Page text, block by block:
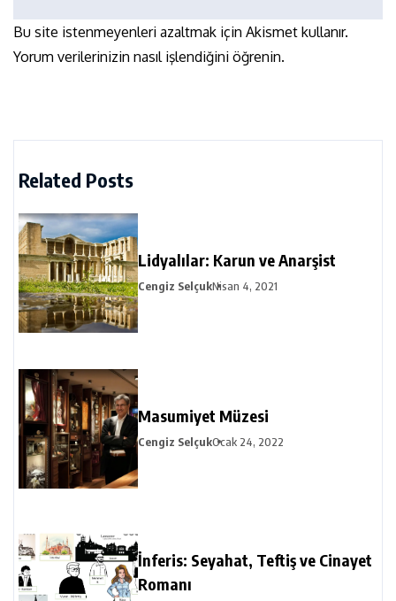
Bu site istenmeyenleri azaltmak için Akismet kullanır.
Yorum verilerinizin nasıl işlendiğini öğrenin.
Related Posts
Lidyalılar: Karun ve Anarşist
Cengiz SelçukNisan 4, 2021
Masumiyet Müzesi
Cengiz SelçukOcak 24, 2022
İnferis: Seyahat, Teftiş ve Cinayet
Romanı